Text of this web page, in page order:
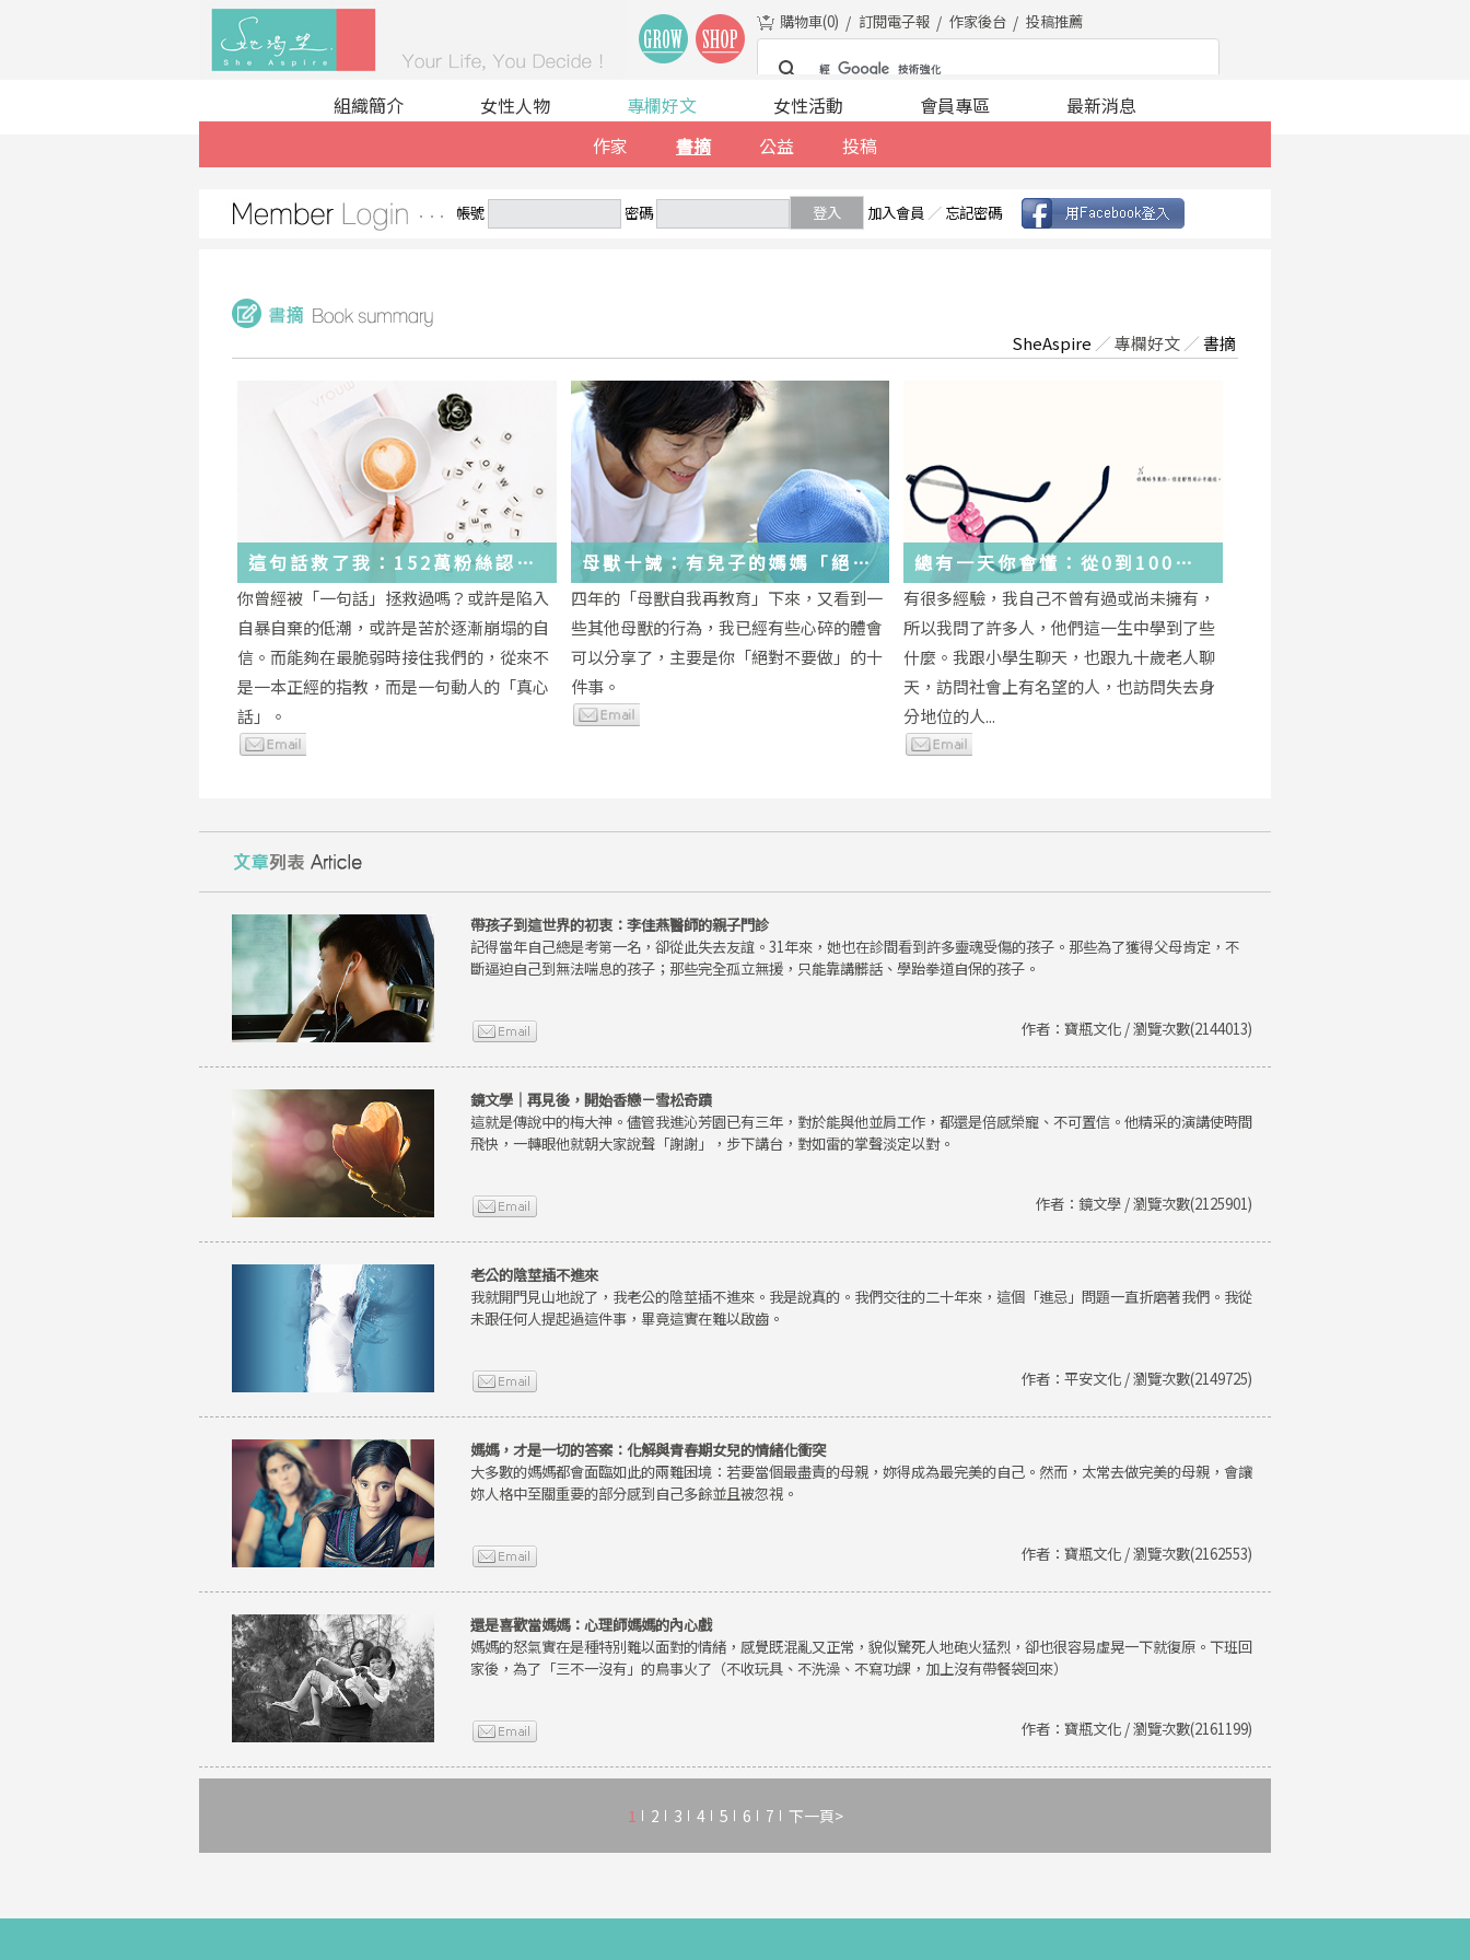
購物車(0) 訂閱電子報 作家後台 投稿推薦
組織簡介 女性人物
專欄好文
作家
書摘 公益 投稿
女性活動 會員專區 最新消息
帳號 密碼 登入 加入會員 ／ 忘記密碼
SheAspire ／專欄好文 ／書摘
這句話救了我：152萬粉絲認
證，韓國最受歡迎的
YouTuber「國民姐姐」金美敬
為跌落情緒深淵的你雪中送炭！
你曾經被「一句話」拯救過嗎？或許是陷入
自暴自棄的低潮，或許是苦於逐漸崩塌的自
信。而能夠在最脆弱時接住我們的，從來不
是一本正經的指教，而是一句動人的「真心
話」。
母獸十誡：有兒子的媽媽「絕對
不要做」的十件事
四年的「母獸自我再教育」下來，又看到一
些其他母獸的行為，我已經有些心碎的體會
可以分享了，主要是你「絕對不要做」的十
件事。
總有一天你會懂：從0到100
歲，該學會的人生大事，都在這
些生活的小事裡了
有很多經驗，我自己不曾有過或尚未擁有，
所以我問了許多人，他們這一生中學到了些
什麼。我跟小學生聊天，也跟九十歲老人聊
天，訪問社會上有名望的人，也訪問失去身
分地位的人...
帶孩子到這世界的初衷：李佳燕醫師的親子門診
記得當年自己總是考第一名，卻從此失去友誼。31年來，她也在診間看到許多靈魂受傷的孩子。那些為了獲得父母肯定，不
斷逼迫自己到無法喘息的孩子；那些完全孤立無援，只能靠講髒話、學跆拳道自保的孩子。
作者：寶瓶文化 / 瀏覽次數(2144013)
鏡文學｜再見後，開始香戀－雪松奇蹟
這就是傳說中的梅大神。儘管我進沁芳園已有三年，對於能與他並肩工作，都還是倍感榮寵、不可置信。他精采的演講使時間
飛快，一轉眼他就朝大家說聲「謝謝」，步下講台，對如雷的掌聲淡定以對。
作者：鏡文學 / 瀏覽次數(2125901)
老公的陰莖插不進來
我就開門見山地說了，我老公的陰莖插不進來。我是說真的。我們交往的二十年來，這個「進忌」問題一直折磨著我們。我從
未跟任何人提起過這件事，畢竟這實在難以啟齒。
作者：平安文化 / 瀏覽次數(2149725)
媽媽，才是一切的答案：化解與青春期女兒的情緒化衝突
大多數的媽媽都會面臨如此的兩難困境：若要當個最盡責的母親，妳得成為最完美的自己。然而，太常去做完美的母親，會讓
妳人格中至關重要的部分感到自己多餘並且被忽視。
作者：寶瓶文化 / 瀏覽次數(2162553)
還是喜歡當媽媽：心理師媽媽的內心戲
媽媽的怒氣實在是種特別難以面對的情緒，感覺既混亂又正常，貌似驚死人地砲火猛烈，卻也很容易虛晃一下就復原。下班回
家後，為了「三不一沒有」的鳥事火了（不收玩具、不洗澡、不寫功課，加上沒有帶餐袋回來）
作者：寶瓶文化 / 瀏覽次數(2161199)
1 2 3 4 5 6 7 下一頁>